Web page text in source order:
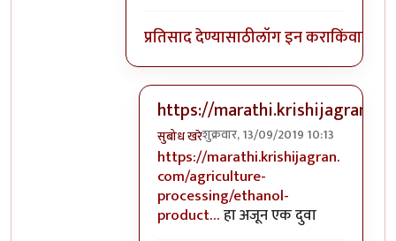
प्रतिसाद देण्यासाठीलॉग इन कराकिंवा
https://marathi.krishijagran
सुबोध खरेशुक्रवार, 13/09/2019 10:13
In reply toमी कुठे पिकापासून ज्वारी
https://marathi.krishijagran.
com/agriculture-
processing/ethanol-
product…हा अजून एक दुवा